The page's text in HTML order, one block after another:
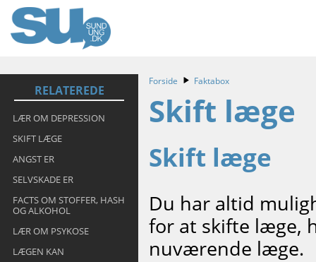
RELATEREDE
LÆR OM DEPRESSION
SKIFT LÆGE
ANGST ER
SELVSKADE ER
FACTS OM STOFFER, HASH
OG ALKOHOL
LÆR OM PSYKOSE
LÆGEN KAN
Forside Faktabox
Skift læge
Skift læge
Du har altid
for at skifte læge,
nuværende læge.